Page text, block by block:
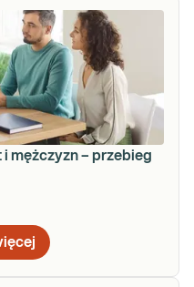
i mężczyzn – przebieg